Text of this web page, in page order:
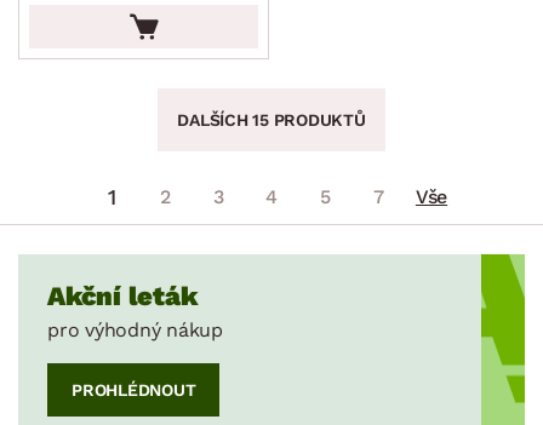
DALŠÍCH 15 PRODUKTŮ
1 2 3 4 5 7 Vše
Akční leták
pro výhodný nákup
PROHLÉDNOUT